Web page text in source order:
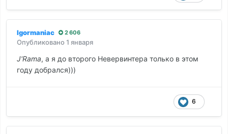
Igormaniac 2 606
Опубликовано 1 января
J'Rama, а я до второго Невервинтера только в этом
году добрался)))
6